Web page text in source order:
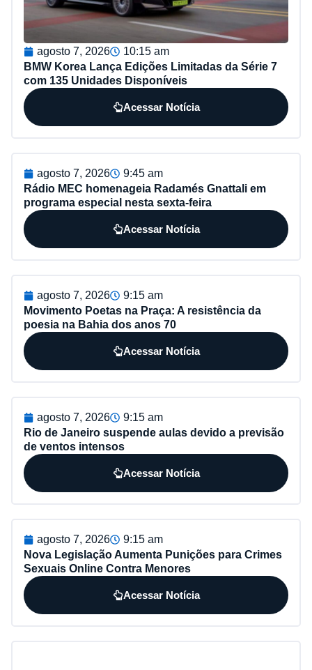
agosto 7, 2026
10:15 am
BMW Korea Lança Edições Limitadas da Série 7
com 135 Unidades Disponíveis
Acessar Notícia
agosto 7, 2026
9:45 am
Rádio MEC homenageia Radamés Gnattali em
programa especial nesta sexta-feira
Acessar Notícia
agosto 7, 2026
9:15 am
Movimento Poetas na Praça: A resistência da
poesia na Bahia dos anos 70
Acessar Notícia
agosto 7, 2026
9:15 am
Rio de Janeiro suspende aulas devido a previsão
de ventos intensos
Acessar Notícia
agosto 7, 2026
9:15 am
Nova Legislação Aumenta Punições para Crimes
Sexuais Online Contra Menores
Acessar Notícia